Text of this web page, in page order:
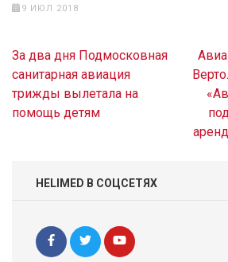
9 ИЮЛ 2018
Навигация
по
записям
За два дня Подмосковная
санитарная авиация
трижды вылетала на
помощь детям
HELIMED В СОЦСЕТЯХ